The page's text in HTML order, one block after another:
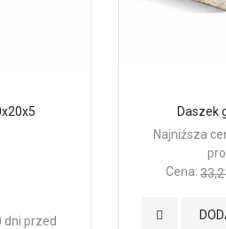
dni przed
Daszek
Najniższa
Cena:
Dodaj